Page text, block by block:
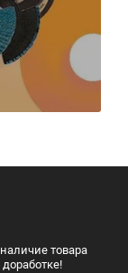
товара